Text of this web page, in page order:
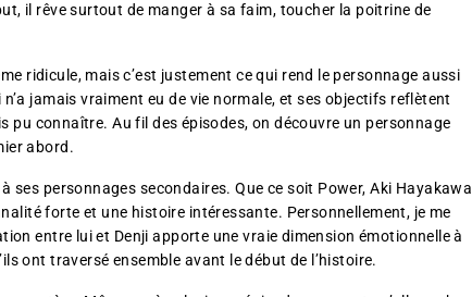
il rêve surtout de manger à sa faim, toucher la poitrine de
ridicule, mais c’est justement ce qui rend le personnage aussi
jamais vraiment eu de vie normale, et ses objectifs reflètent
pu connaître. Au fil des épisodes, on découvre un personnage
abord.
ses personnages secondaires. Que ce soit Power, Aki Hayakawa
forte et une histoire intéressante. Personnellement, je me
entre lui et Denji apporte une vraie dimension émotionnelle à
ont traversé ensemble avant le début de l’histoire.